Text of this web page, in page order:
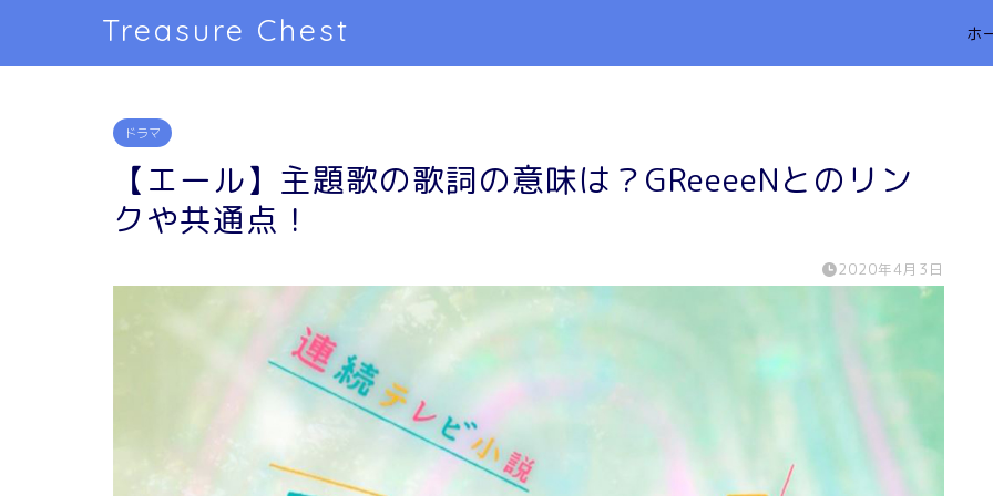
Treasure Chest ホ
ドラマ
【エール】主題歌の歌詞の意味は？GReeeeNとのリン
クや共通点！
2020年4月3日